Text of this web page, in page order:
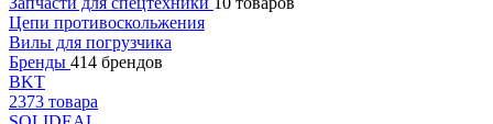
Цепи противоскольжения
Вилы для погрузчика
Бренды 414 брендов
BKT
2373 товара